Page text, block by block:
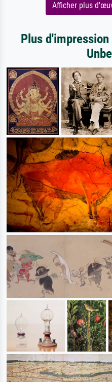
Afficher plus
Plus